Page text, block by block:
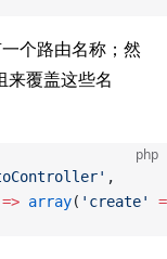
个路由名称；然
来覆盖这些名
php
,
=> array( 'create'